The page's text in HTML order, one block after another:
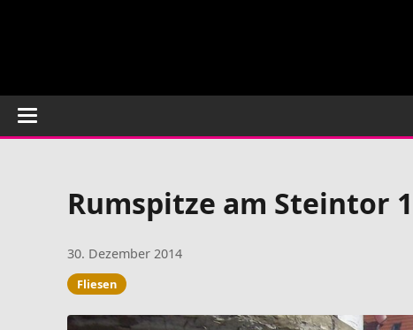
Rumspitze am Steintor 1
30. Dezember 2014
Fliesen